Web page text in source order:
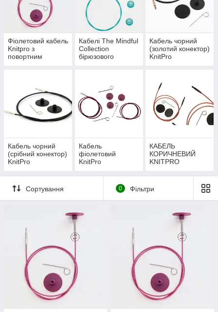
Фіолетовий кабель
Knitpro з
повортним
Кабелі The Mindful
Collection
бірюзового
Кабель чорний
(золотий конектор)
KnitPro
Кабель чорний
(срібний конектор)
KnitPro
Кабель
фіолетовий
KnitPro
КАБЕЛЬ
КОРИЧНЕВИЙ
KNITPRO
Сортування 0 Фільтри